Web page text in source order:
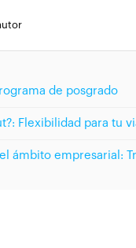
de posgrado
Flexibilidad para tu
ámbito empresarial: